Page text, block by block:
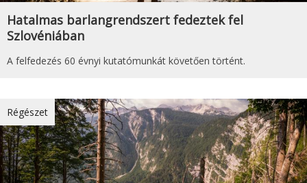
Hatalmas barlangrendszert fedeztek fel
Szlovéniában
A felfedezés 60 évnyi kutatómunkát követően történt.
Régészet